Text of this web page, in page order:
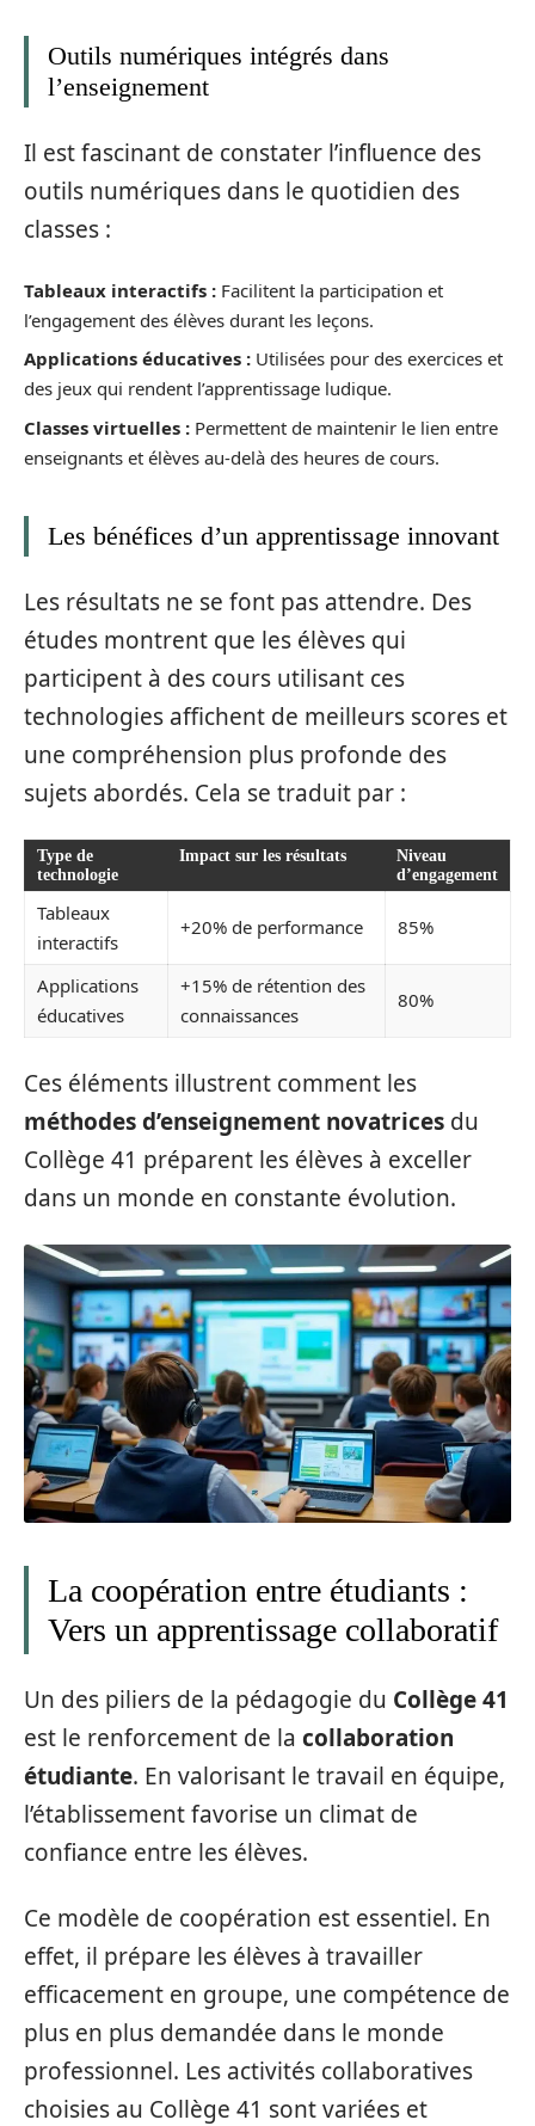
Outils numériques intégrés dans
l’enseignement
Il est fascinant de constater l’influence des
outils numériques dans le quotidien des
classes :
Tableaux interactifs : Facilitent la participation et
l’engagement des élèves durant les leçons.
Applications éducatives : Utilisées pour des exercices et
des jeux qui rendent l’apprentissage ludique.
Classes virtuelles : Permettent de maintenir le lien entre
enseignants et élèves au-delà des heures de cours.
Les bénéfices d’un apprentissage innovant
Les résultats ne se font pas attendre. Des
études montrent que les élèves qui
participent à des cours utilisant ces
technologies affichent de meilleurs scores et
une compréhension plus profonde des
sujets abordés. Cela se traduit par :
Type de
technologie
Impact sur les résultats
Niveau
d’engagement
Tableaux
interactifs
+20% de performance 85%
Applications
éducatives
+15% de rétention des
connaissances
80%
Ces éléments illustrent comment les
méthodes d’enseignement novatrices du
Collège 41 préparent les élèves à exceller
dans un monde en constante évolution.
La coopération entre étudiants :
Vers un apprentissage collaboratif
Un des piliers de la pédagogie du Collège 41
est le renforcement de la collaboration
étudiante. En valorisant le travail en équipe,
l’établissement favorise un climat de
confiance entre les élèves.
Ce modèle de coopération est essentiel. En
effet, il prépare les élèves à travailler
efficacement en groupe, une compétence de
plus en plus demandée dans le monde
professionnel. Les activités collaboratives
choisies au Collège 41 sont variées et